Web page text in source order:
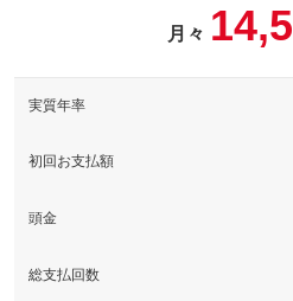
種類は他にもございます。
月々
実質年率
初回お支払額
頭金
総支払回数